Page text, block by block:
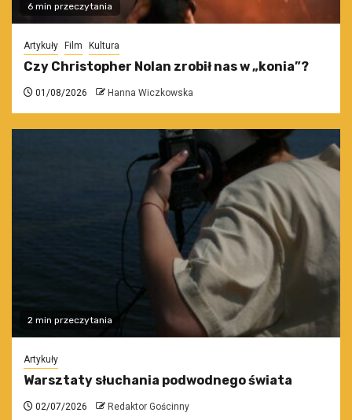
6 min przeczytania
Artykuły Film Kultura
Czy Christopher Nolan zrobił nas w „konia”?
01/08/2026 Hanna Wiczkowska
2 min przeczytania
Artykuły
Warsztaty słuchania podwodnego świata
02/07/2026 Redaktor Gościnny